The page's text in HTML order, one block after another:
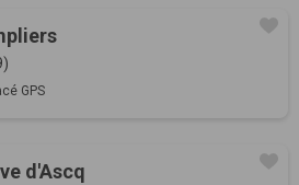
GPS
d'Ascq